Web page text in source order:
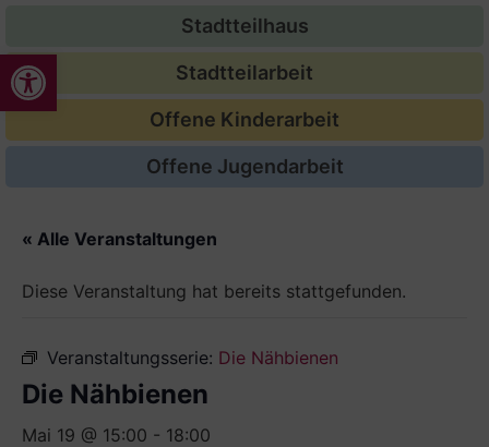
Werkzeugleiste öffnen
Stadtteilhaus
Stadtteilarbeit
Offene Kinderarbeit
Offene Jugendarbeit
« Alle Veranstaltungen
Diese Veranstaltung hat bereits stattgefunden.
Veranstaltungsserie: Die Nähbienen
Die Nähbienen
Mai 19 @ 15:00 - 18:00